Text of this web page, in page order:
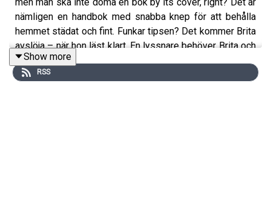
nämligen en handbok med snabba knep för att behålla
hemmet städat och fint. Funkar tipsen? Det kommer Brita
avslöja – när hon läst klart. En lyssnare behöver Brita och
Kakans hjälp mer än någonsin för hon har nämligen köpt
sitt första hus och vill ha hjälp med allt. Tur att Brita och
Show more
RSS